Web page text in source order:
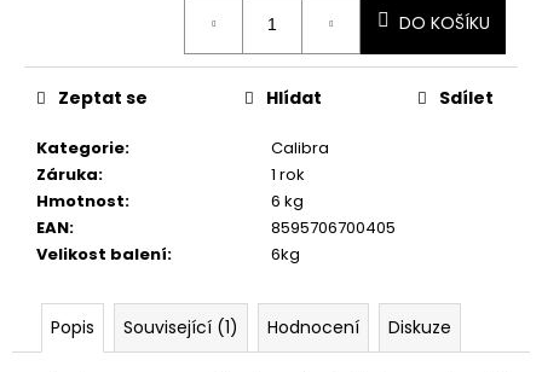
DO KOŠÍKU
Kategorie:
Calibra
Záruka:
1 rok
Hmotnost:
6 kg
EAN:
8595706700405
Velikost balení: 6kg
Zeptat se Hlídat Sdílet
Popis Související (1) Hodnocení Diskuze